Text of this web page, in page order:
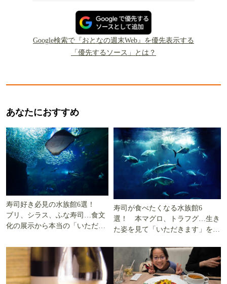
Google検索で『おとなの週末Web』を優先表示する
「優先するソース」とは？
あなたにおすすめ
寿司好き必見の水族館6選！
ブリ、シラス、ふな寿司…食文
化の展示から本当の「いただき
寿司が食べたくなる水族館6
選！ 本マグロ、トラフグ…生き
た姿を見て「いただきます」を考